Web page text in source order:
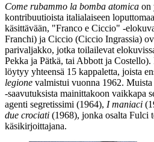
Come rubammo la bomba atomica on
kontribuutioista italialaiseen
käsittävään, "Franco e Ciccio"
Franchi) ja Ciccio (Ciccio Ingrassia)
parivaljakko, jotka toilailevat
Pekka ja Pätkä, tai Abbott ja Costello).
löytyy yhteensä 15 kappaletta, joista
legione valmistui vuonna 1962.
‑saavutuksista mainittakoon vaikkapa
agenti segretissimi (1964), I maniaci
due crociati (1968), jonka osalta Fulci
käsikirjoittajana.